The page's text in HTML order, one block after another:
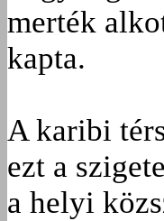
merték
kapta.
A karibi
ezt a
a helyi